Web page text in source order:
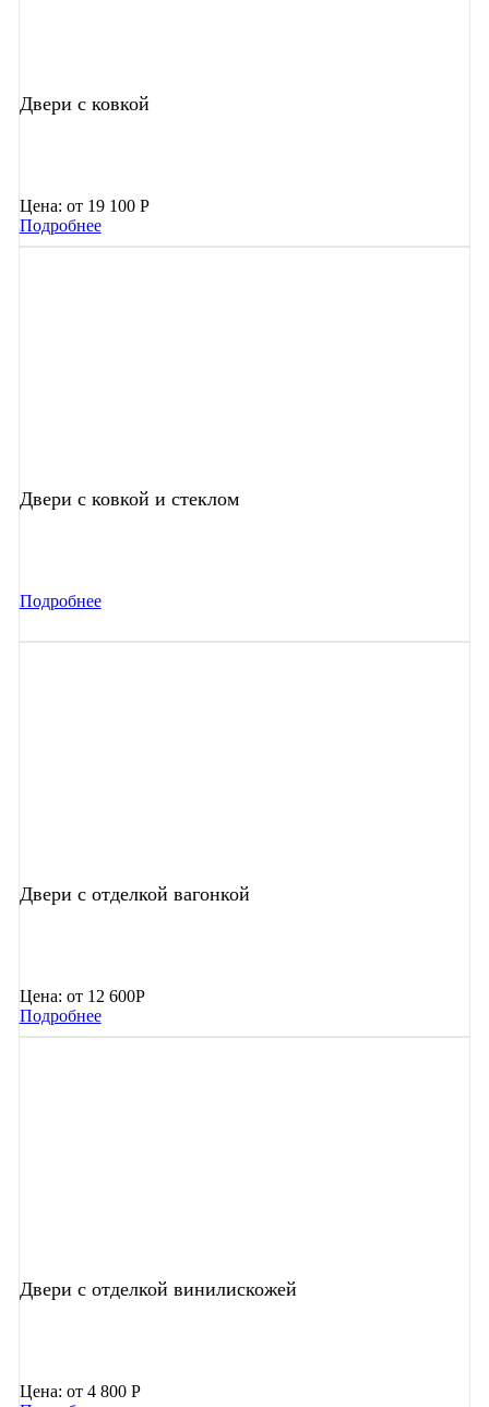
Двери с ковкой
Цена: от 19 100 Р
Подробнее
Двери с ковкой и стеклом
Подробнее
Двери с отделкой вагонкой
Цена: от 12 600Р
Подробнее
Двери с отделкой винилискожей
Цена: от 4 800 Р